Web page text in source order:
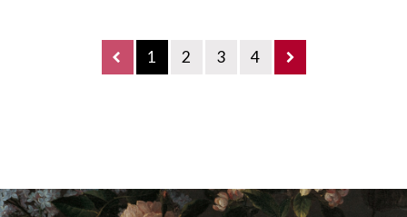
1 2 3 4